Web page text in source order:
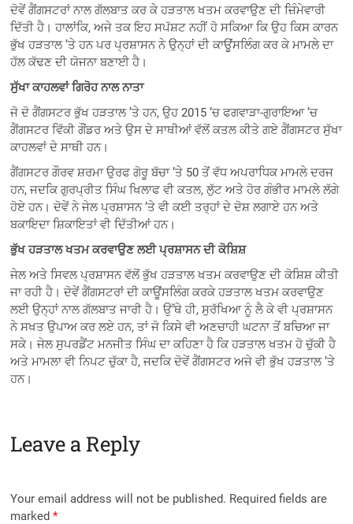
ਦੋਵੇਂ ਗੈਂਗਸਟਰਾਂ ਨਾਲ ਗੱਲਬਾਤ ਕਰ ਕੇ ਹੜਤਾਲ ਖਤਮ ਕਰਵਾਉਣ ਦੀ ਜ਼ਿੰਮੇਵਾਰੀ
ਦਿੱਤੀ ਹੈ। ਹਾਲਾਂਕਿ, ਅਜੇ ਤਕ ਇਹ ਸਪੱਸ਼ਟ ਨਹੀਂ ਹੋ ਸਕਿਆ ਕਿ ਉਹ ਕਿਸ ਕਾਰਨ
ਭੁੱਖ ਹੜਤਾਲ ’ਤੇ ਹਨ ਪਰ ਪ੍ਰਸ਼ਾਸਨ ਨੇ ਉਨ੍ਹਾਂ ਦੀ ਕਾਊਂਸਲਿੰਗ ਕਰ ਕੇ ਮਾਮਲੇ ਦਾ
ਹੱਲ ਕੱਢਣ ਦੀ ਯੋਜਨਾ ਬਣਾਈ ਹੈ।
ਸੁੱਖਾ ਕਾਹਲਵਾਂ ਗਿਰੋਹ ਨਾਲ ਨਾਤਾ
ਜੋ ਦੋ ਗੈਂਗਸਟਰ ਭੁੱਖ ਹੜਤਾਲ ’ਤੇ ਹਨ, ਉਹ 2015 ’ਚ ਫਗਵਾੜਾ-ਗੁਰਾਇਆ ’ਚ
ਗੈਂਗਸਟਰ ਵਿੱਕੀ ਗੌਂਡਰ ਅਤੇ ਉਸ ਦੇ ਸਾਥੀਆਂ ਵੱਲੋਂ ਕਤਲ ਕੀਤੇ ਗਏ ਗੈਂਗਸਟਰ ਸੁੱਖਾ
ਕਾਹਲਵਾਂ ਦੇ ਸਾਥੀ ਹਨ।
ਗੈਂਗਸਟਰ ਗੌਰਵ ਸ਼ਰਮਾ ਉਰਫ ਗੋਰੂ ਬੱਚਾ ’ਤੇ 50 ਤੋਂ ਵੱਧ ਅਪਰਾਧਿਕ ਮਾਮਲੇ ਦਰਜ
ਹਨ, ਜਦਕਿ ਗੁਰਪ੍ਰੀਤ ਸਿੰਘ ਖਿਲਾਫ ਵੀ ਕਤਲ, ਲੁੱਟ ਅਤੇ ਹੋਰ ਗੰਭੀਰ ਮਾਮਲੇ ਲੱਗੇ
ਹੋਏ ਹਨ। ਦੋਵੇਂ ਨੇ ਜੇਲ ਪ੍ਰਸ਼ਾਸਨ ’ਤੇ ਵੀ ਕਈ ਤਰ੍ਹਾਂ ਦੇ ਦੋਸ਼ ਲਗਾਏ ਹਨ ਅਤੇ
ਬਕਾਇਦਾ ਸ਼ਿਕਾਇਤਾਂ ਵੀ ਦਿੱਤੀਆਂ ਹਨ।
ਭੁੱਖ ਹੜਤਾਲ ਖਤਮ ਕਰਵਾਉਣ ਲਈ ਪ੍ਰਸ਼ਾਸਨ ਦੀ ਕੋਸ਼ਿਸ਼
ਜੇਲ ਅਤੇ ਸਿਵਲ ਪ੍ਰਸ਼ਾਸਨ ਵੱਲੋਂ ਭੁੱਖ ਹੜਤਾਲ ਖਤਮ ਕਰਵਾਉਣ ਦੀ ਕੋਸ਼ਿਸ਼ ਕੀਤੀ
ਜਾ ਰਹੀ ਹੈ। ਦੋਵੇਂ ਗੈਂਗਸਟਰਾਂ ਦੀ ਕਾਊਂਸਲਿੰਗ ਕਰਕੇ ਹੜਤਾਲ ਖਤਮ ਕਰਵਾਉਣ
ਲਈ ਉਨ੍ਹਾਂ ਨਾਲ ਗੱਲਬਾਤ ਜਾਰੀ ਹੈ। ਉੱਥੇ ਹੀ, ਸੁਰੱਖਿਆ ਨੂੰ ਲੈ ਕੇ ਵੀ ਪ੍ਰਸ਼ਾਸਨ
ਨੇ ਸਖਤ ਉਪਾਅ ਕਰ ਲਏ ਹਨ, ਤਾਂ ਜੋ ਕਿਸੇ ਵੀ ਅਣਚਾਹੀ ਘਟਨਾ ਤੋਂ ਬਚਿਆ ਜਾ
ਸਕੇ। ਜੇਲ ਸੁਪਰਡੈਂਟ ਮਨਜੀਤ ਸਿੰਘ ਦਾ ਕਹਿਣਾ ਹੈ ਕਿ ਹੜਤਾਲ ਖਤਮ ਹੋ ਚੁੱਕੀ ਹੈ
ਅਤੇ ਮਾਮਲਾ ਵੀ ਨਿਪਟ ਚੁੱਕਾ ਹੈ, ਜਦਕਿ ਦੋਵੇਂ ਗੈਂਗਸਟਰ ਅਜੇ ਵੀ ਭੁੱਖ ਹੜਤਾਲ ’ਤੇ
ਹਨ।
Leave a Reply
Your email address will not be published. Required fields are
marked*